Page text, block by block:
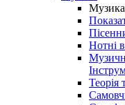
Музика
Нотні
Теорія